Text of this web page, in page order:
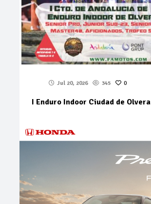
Jul 20, 2026 345 0
I Enduro Indoor Ciudad de Olvera